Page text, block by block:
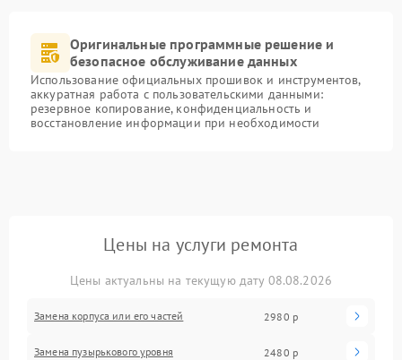
Оригинальные программные решение и
безопасное обслуживание данных
Использование официальных прошивок и инструментов,
аккуратная работа с пользовательскими данными:
резервное копирование, конфиденциальность и
восстановление информации при необходимости
Цены на услуги ремонта
Цены актуальны на текущую дату 08.08.2026
Замена корпуса или его частей 2980 р
Замена пузырькового уровня 2480 р